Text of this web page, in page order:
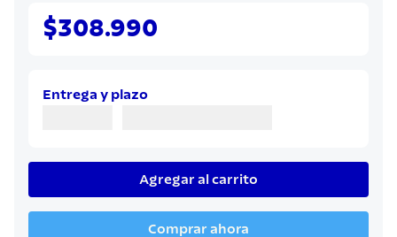
$308.990
Entrega y plazo
Agregar al carrito
Comprar ahora
solar
10. allegra